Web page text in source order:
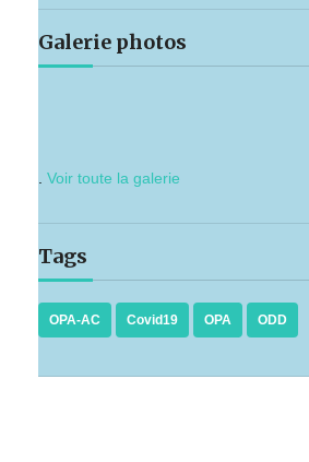
Galerie photos
. Voir toute la galerie
Tags
OPA-AC Covid19 OPA ODD